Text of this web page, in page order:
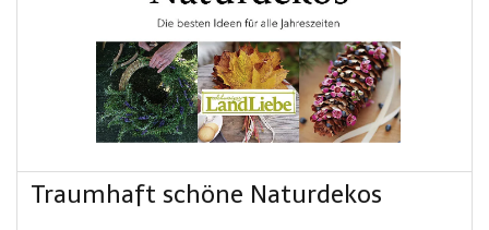
Traumhaft schöne Naturdekos